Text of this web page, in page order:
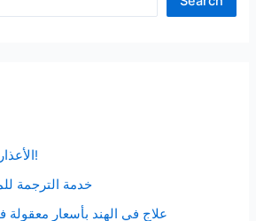
الأعذار مقابل السلوك السيئ!
خدمة الترجمة
علاج في الهند بأسعار